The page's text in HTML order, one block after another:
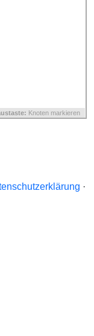
Knoten markieren
·